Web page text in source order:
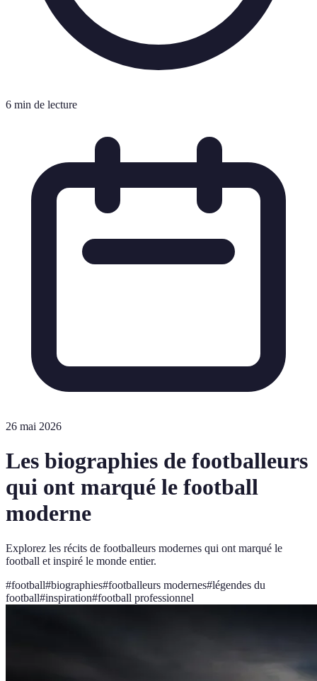
6 min de lecture
26 mai 2026
Les biographies de footballeurs
qui ont marqué le football
moderne
Explorez les récits de footballeurs modernes qui ont marqué le
football et inspiré le monde entier.
#football#biographies#footballeurs modernes#légendes du
football#inspiration#football professionnel